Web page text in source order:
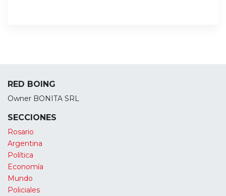
RED BOING
Owner BONITA SRL
SECCIONES
Rosario
Argentina
Política
Economía
Mundo
Policiales